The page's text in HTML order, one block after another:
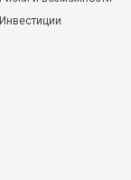
Инвестиции